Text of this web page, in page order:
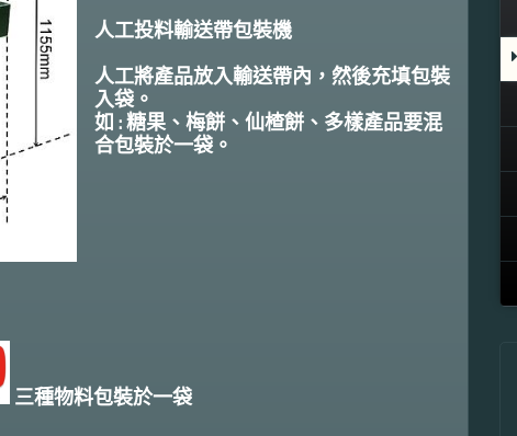
人工投料輸送帶包裝機
人工將產品放入輸送帶內，然後充填包裝
入袋。
如 : 糖果、梅餅、仙楂餅、 多樣產品要混
合包裝於一袋。
三種物料包裝於一袋